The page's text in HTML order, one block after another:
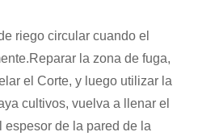
riego circular cuando el
la zona de fuga,
el Corte, y luego utilizar la
cultivos, vuelva a llenar el
de la pared de la